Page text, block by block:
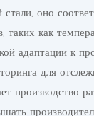
оно
как
адаптации к
для
производство